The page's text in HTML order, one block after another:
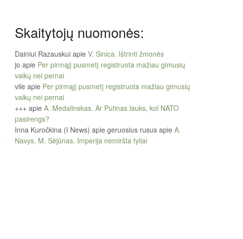
Skaitytojų nuomonės:
Dainiui Razauskui apie V. Sinica. Ištrinti žmonės
jo apie Per pirmąjį pusmetį registruota mažiau gimusių
vaikų nei pernai
vile apie Per pirmąjį pusmetį registruota mažiau gimusių
vaikų nei pernai
+++ apie A. Medalinskas. Ar Putinas lauks, kol NATO
pasirengs?
Inna Kuročkina (I News) apie geruosius rusus apie A.
Navys, M. Sėjūnas. Imperija nemiršta tyliai